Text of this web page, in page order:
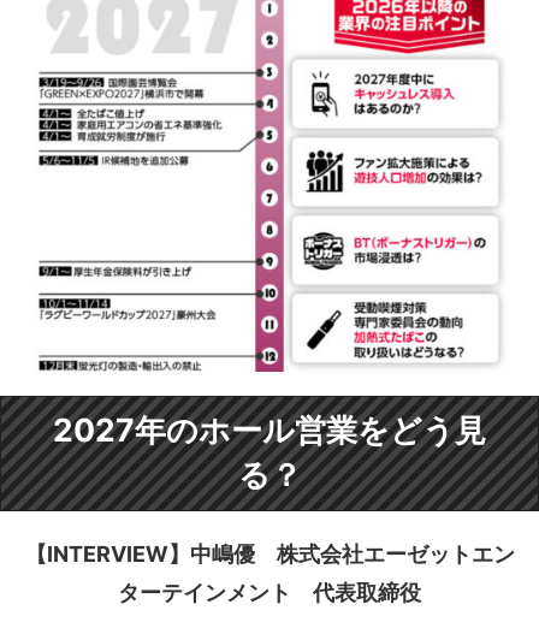
2027年のホール営業をどう見
る？
【INTERVIEW】中嶋優 株式会社エーゼットエン
ターテインメント 代表取締役